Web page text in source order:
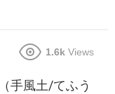
1.6k Views
手風土/てふう